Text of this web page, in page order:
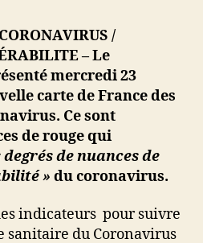
nouvelle
carte
avec
30
couleurs
de
degrés
de
nuances
de
/
RABILITE – Le
mercredi 23
carte de France des
Ce sont
de rouge qui
degrés de nuances de
» du coronavirus.
indicateurs pour suivre
sanitaire du Coronavirus